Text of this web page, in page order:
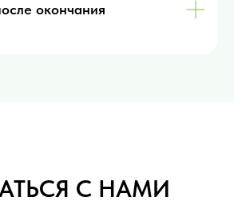
окончания
С НАМИ